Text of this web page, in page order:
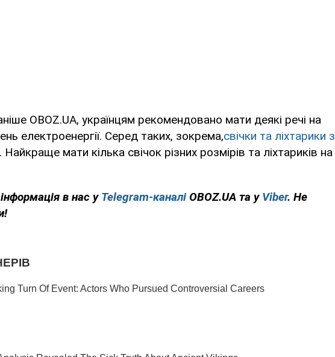
OBOZ.UA, українцям рекомендовано мати деякі речі на
електроенергії. Серед таких, зокрема,свічки та ліхтарики з
. Найкраще мати кілька свічок різних розмірів та ліхтариків на
в нас у Telegram-каналі OBOZ.UA та у Viber. Не